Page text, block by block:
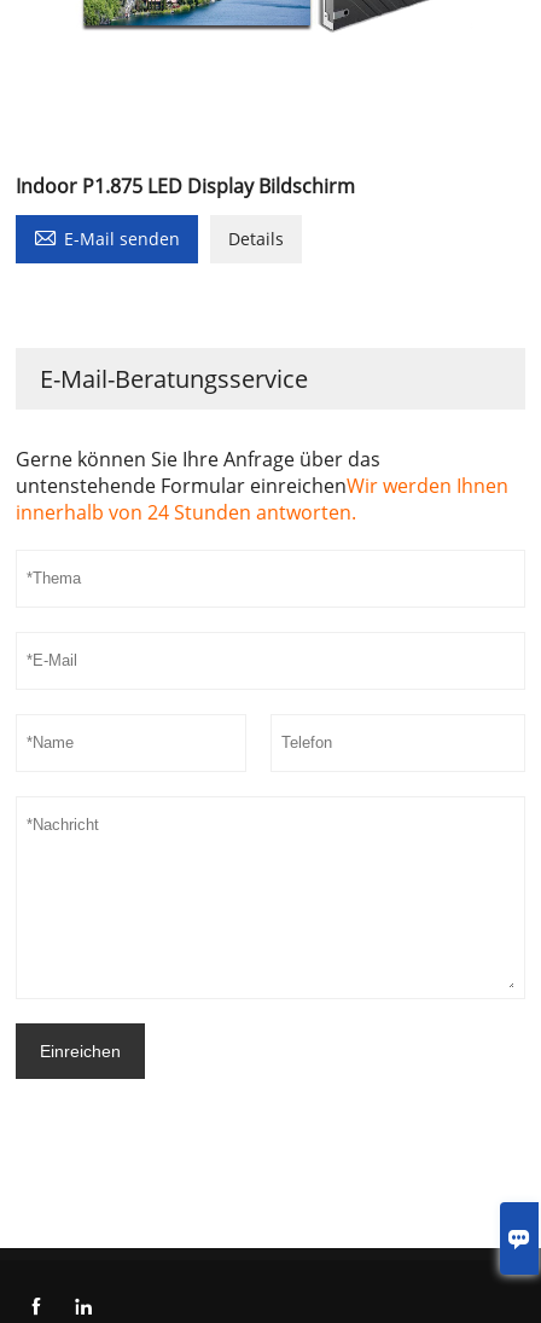
Indoor P1.875 LED Display Bildschirm
 E-Mail senden Details
E-Mail-Beratungsservice
Gerne können Sie Ihre Anfrage über das
untenstehende Formular einreichenWir werden Ihnen
innerhalb von 24 Stunden antworten.
Einreichen
 
